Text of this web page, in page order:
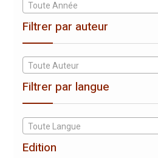
Toute Année
Filtrer par auteur
Toute Auteur
Filtrer par langue
Toute Langue
Edition